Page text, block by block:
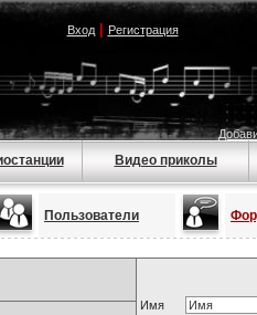
Вход| Регистрация
Видео приколы
Пользователи
Имя